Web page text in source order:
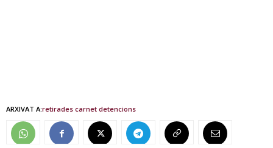
ARXIVAT A:retirades carnet detencions